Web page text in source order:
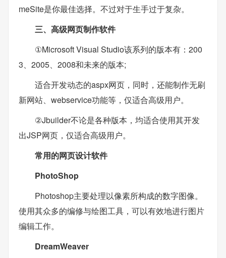
meSite是你最佳选择。不过对于生手过于复杂。
三、高级网页制作软件
①Microsoft Visual Studio该系列的版本有：200
3、2005、2008和未来的版本;
适合开发动态的aspx网页，同时，还能制作无刷
新网站、webservice功能等，仅适合高级用户。
②Jbuilder不论是各种版本，均适合使用其开发
出JSP网页，仅适合高级用户。
常用的网页设计软件
PhotoShop
Photoshop主要处理以像素所构成的数字图像。
使用其众多的编修与绘图工具，可以有效地进行图片
编辑工作。
DreamWeaver